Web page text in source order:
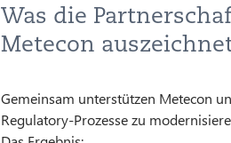
Was die
Metecon
Gemeinsam unterstützen Metecon
Regulatory-Prozesse zu